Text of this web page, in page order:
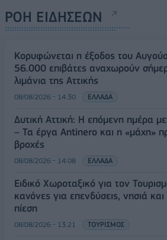
ΡΟΗ ΕΙΔΗΣΕΩΝ
Κορυφώνεται η έξοδος του
56.000 επιβάτες αναχωρούν
λιμάνια της Αττικής
08/08/2026 - 14:30 ΕΛΛΑΔΑ
Δυτική Αττική: Η επόμενη ημέρα
– Τα έργα Antinero και η «μάχη»
βροχές
08/08/2026 - 14:08 ΕΛΛΑΔΑ
Ειδικό Χωροταξικό για τον
κανόνες για επενδύσεις, νησιά
πίεση
08/08/2026 - 13:21 ΤΟΥΡΙΣΜΟΣ